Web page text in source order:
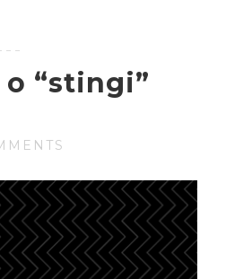
“stingi”